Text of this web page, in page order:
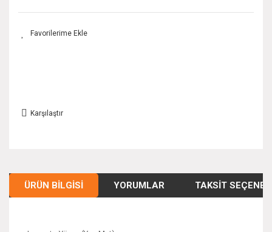
Karşılaştır
ÜRÜN BILGISI YORUMLAR TAKSIT